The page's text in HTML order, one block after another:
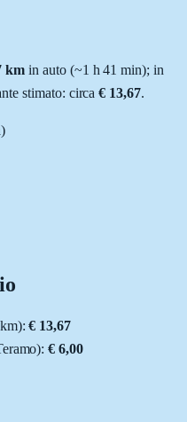
km in auto (~1 h 41 min); in
stimato: circa € 13,67.
€ 13,67
): € 6,00